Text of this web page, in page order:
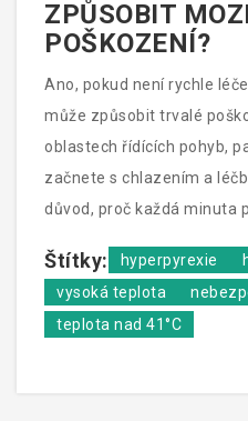
ZPŮSOBIT
POŠKOZENÍ?
Ano, pokud není rychle
může způsobit trvalé
oblastech řídících pohyb,
začnete s chlazením a
důvod, proč každá minuta
Štítky: hyperpyrexie
vysoká teplota
teplota nad 41°C